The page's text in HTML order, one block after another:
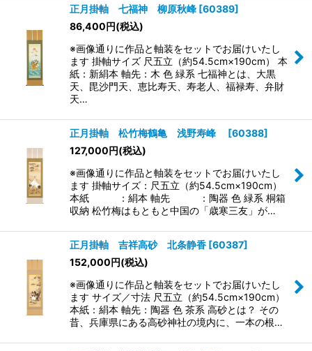
正月掛軸 七福神 柳原秋峰 [60389]
86,400円(税込)
※画像通りに作品と軸装をセットでお届けいたし
ます 掛軸サイズ 尺五立（約54.5cm×190cm） 本
紙：新絹本 軸先：木 色 緑系 七福神とは、大黒
天、毘沙門天、恵比寿天、寿老人、福禄寿、弁財
天…
正月掛軸 松竹梅鶴亀 浅野寿峰 [60388]
127,000円(税込)
※画像通りに作品と軸装をセットでお届けいたし
ます 掛軸サイズ：尺五立（約54.5cm×190cm）
本紙 ：絹本 軸先 ：陶器 色 緑系 桐箱
収納 松竹梅はもともと中国の「歳寒三友」が…
正月掛軸 吉祥高砂 北条静香 [60387]
152,000円(税込)
※画像通りに作品と軸装をセットでお届けいたし
ます サイズ／寸法 尺五立（約54.5cm×190cm）
本紙：絹本 軸先：陶器 色 茶系 高砂とは？ その
昔、兵庫県にある高砂神社の境内に、一本の根…